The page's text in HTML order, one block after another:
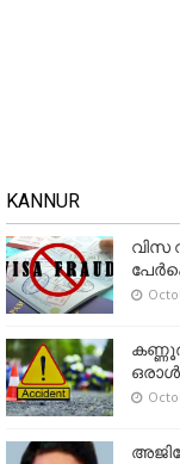
KANNUR
വിസ
ഒരാള്‍